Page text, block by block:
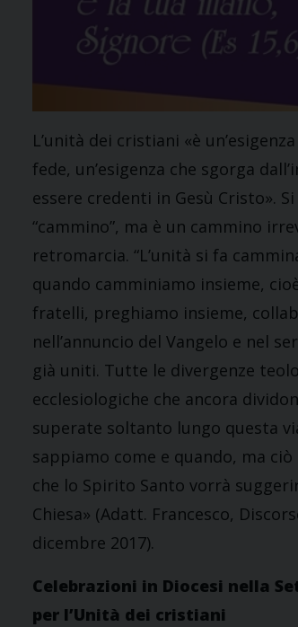
L’unità dei cristiani «è
fede, un’esigenza che sgorga
essere credenti in Gesù Cristo».
“cammino”, ma è un cammino
retromarcia. “L’unità si fa
quando camminiamo insieme,
fratelli, preghiamo insieme,
nell’annuncio del Vangelo e nel
già uniti. Tutte le divergenze
ecclesiologiche che ancora
superate soltanto lungo questa
sappiamo come e quando, ma
che lo Spirito Santo vorrà
Chiesa» (Adatt. Francesco,
dicembre 2017).
Celebrazioni in Diocesi nella
per l’Unità dei cristiani